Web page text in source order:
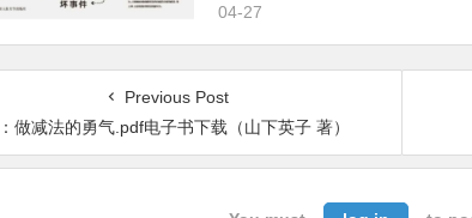
04-27
Previous Post
做减法的勇气.pdf电子书下载（山下英子 著）